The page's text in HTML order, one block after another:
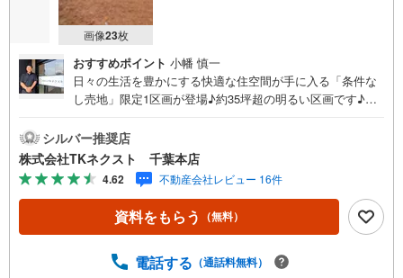
画像23枚
おすすめポイント 小幡 慎一
日々の生活を豊かにする快適な住空間が手に入る「条件な
し売地」限定1区画が登場♪約35坪超の明るい区画です♪◆
レール「みつわ台」駅 徒歩14分◆設備◆お好きな間取り
で納得のプランニングできる「条件なし売地」♪ご家族の
夢を自由に叶える住まいをご提案♪落ち着いた雰囲気漂う
住宅街♪お子様とすぐに遊びに行ける距離に公園があるの
は嬉しい♪小学校やスーパー、コンビニが徒歩圏内10分圏
内♪◆周辺環境◆千葉市立北貝塚小学校 徒歩11分千葉市
ト 徒歩6分セブンイレブン 徒歩5分上林房公園 徒歩3分
シルバー推奨店
株式会社TKネクスト 千葉本店
4.62 不動産会社レビュー 16件
資料をもらう （無料）
電話する （通話料無料）